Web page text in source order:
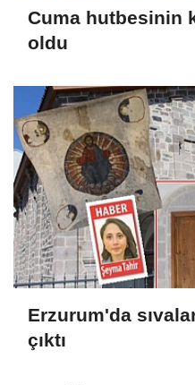
Cuma hutbesinin
oldu
Erzurum'da
çıktı